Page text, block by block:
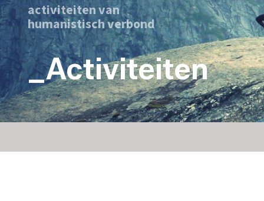
activiteiten van
humanistisch verbond
_Activiteiten